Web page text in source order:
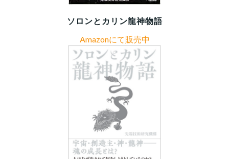
ソロンとカリン龍神物語
Amazonにて販売中